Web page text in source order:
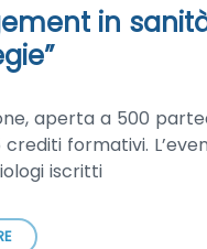
in
aperta a 500
crediti formativi.
iscritti